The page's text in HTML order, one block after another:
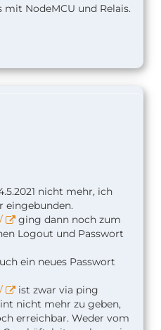
mit NodeMCU und Relais.
nicht mehr, ich
eingebunden.
ging dann noch zum
Logout und Passwort
ein neues Passwort
ist zwar via ping
nicht mehr zu geben,
erreichbar. Weder vom